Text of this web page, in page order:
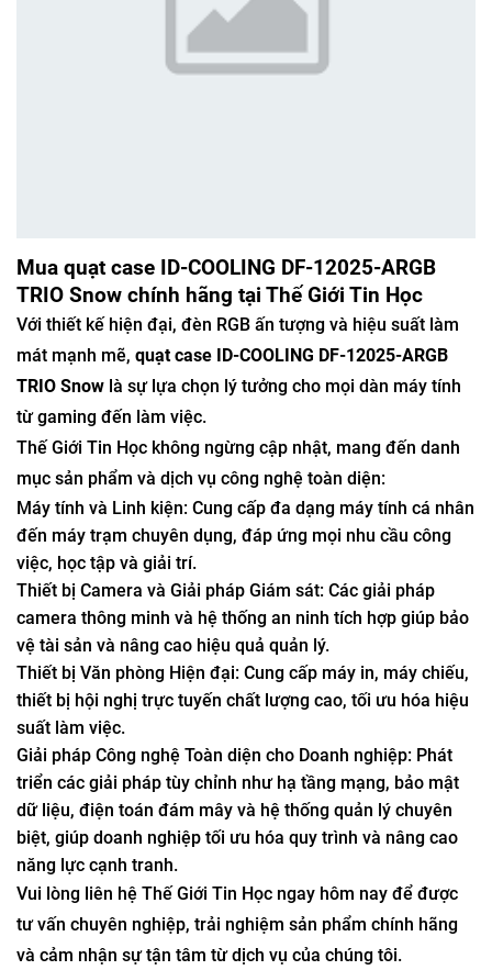
Mua quạt case ID-COOLING DF-12025-ARGB
TRIO Snow chính hãng tại Thế Giới Tin Học
Với thiết kế hiện đại, đèn RGB ấn tượng và hiệu suất làm
mát mạnh mẽ, quạt case ID-COOLING DF-12025-ARGB
TRIO Snow là sự lựa chọn lý tưởng cho mọi dàn máy tính
từ gaming đến làm việc.
Thế Giới Tin Học không ngừng cập nhật, mang đến danh
mục sản phẩm và dịch vụ công nghệ toàn diện:
Máy tính và Linh kiện: Cung cấp đa dạng máy tính cá nhân
đến máy trạm chuyên dụng, đáp ứng mọi nhu cầu công
việc, học tập và giải trí.
Thiết bị Camera và Giải pháp Giám sát: Các giải pháp
camera thông minh và hệ thống an ninh tích hợp giúp bảo
vệ tài sản và nâng cao hiệu quả quản lý.
Thiết bị Văn phòng Hiện đại: Cung cấp máy in, máy chiếu,
thiết bị hội nghị trực tuyến chất lượng cao, tối ưu hóa hiệu
suất làm việc.
Giải pháp Công nghệ Toàn diện cho Doanh nghiệp: Phát
triển các giải pháp tùy chỉnh như hạ tầng mạng, bảo mật
dữ liệu, điện toán đám mây và hệ thống quản lý chuyên
biệt, giúp doanh nghiệp tối ưu hóa quy trình và nâng cao
năng lực cạnh tranh.
Vui lòng liên hệ Thế Giới Tin Học ngay hôm nay để được
tư vấn chuyên nghiệp, trải nghiệm sản phẩm chính hãng
và cảm nhận sự tận tâm từ dịch vụ của chúng tôi.